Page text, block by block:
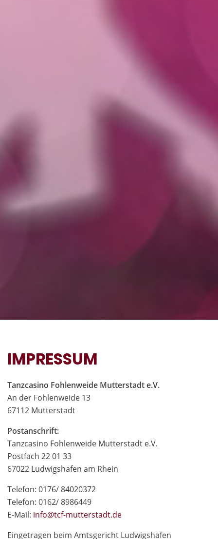
IMPRESSUM
Tanzcasino Fohlenweide Mutterstadt e.V.
An der Fohlenweide 13
67112 Mutterstadt
Postanschrift:
Tanzcasino Fohlenweide Mutterstadt e.V.
Postfach 22 01 33
67022 Ludwigshafen am Rhein
Telefon: 0176/ 84020372
Telefon: 0162/ 8986449
E-Mail: info@tcf-mutterstadt.de
Eingetragen beim Amtsgericht Ludwigshafen